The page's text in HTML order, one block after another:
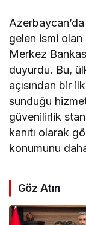
gelen ismi
Merkez
duyurdu. Bu,
açısından bir
sunduğu
güvenilirlik
kanıtı olarak
konumunu
Göz Atın